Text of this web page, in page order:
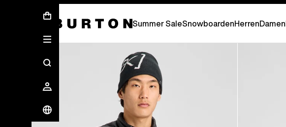
Summer SaleSnowboardenHerrenDamen
Die Experten von Burton erklären es dir